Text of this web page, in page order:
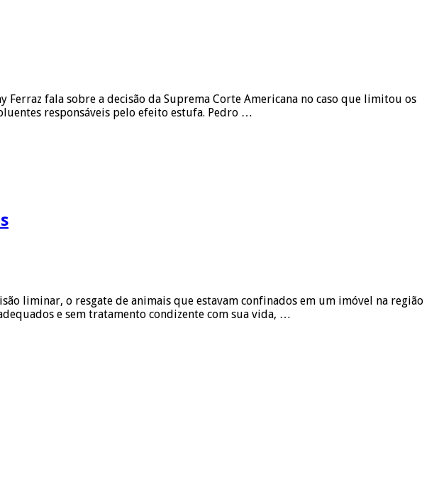
Ferraz fala sobre a decisão da Suprema Corte Americana no caso que limitou os
responsáveis pelo efeito estufa. Pedro …
liminar, o resgate de animais que estavam confinados em um imóvel na região
e sem tratamento condizente com sua vida, …